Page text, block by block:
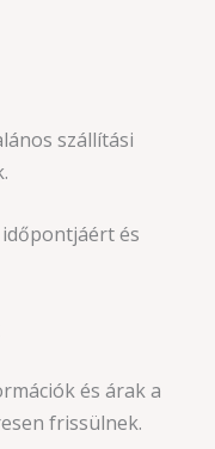
szállítási
időpontjáért és
és árak a
frissülnek.